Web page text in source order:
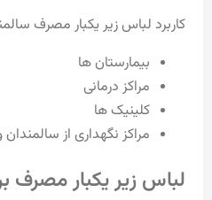
کاربرد لباس زیر یکبار مصرف
بیمارستان ها
مراکز درمانی
کلینیک ها
مراکز نگهداری از
لباس زیر یکبار مصرف